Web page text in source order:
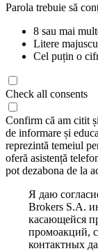
Parola trebuie să
8 sau mai
Litere
Cel puțin o
Check all consents
Confirm că am citit
de informare și
reprezintă temeiul
oferă asistență
pot dezabona de la
Я даю
Brokers S.A.
касающейся
промоакций,
контактных